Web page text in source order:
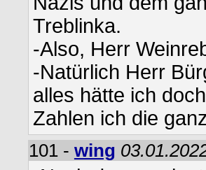
Treblinka.
-Also, Herr
-Natürlich Herr
alles hätte ich
Zahlen ich die
101 - wing